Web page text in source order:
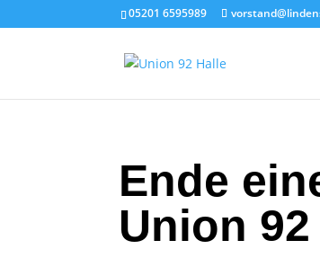
05201 6595989
Ende
Union